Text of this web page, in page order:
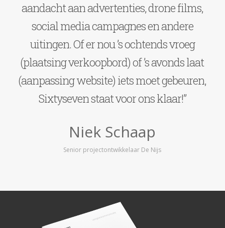
aandacht aan advertenties, drone films,
social media campagnes en andere
uitingen. Of er nou ’s ochtends vroeg
(plaatsing verkoopbord) of ’s avonds laat
(aanpassing website) iets moet gebeuren,
Sixtyseven staat voor ons klaar!”
Niek Schaap
Senior projectontwikkelaar De Nijs